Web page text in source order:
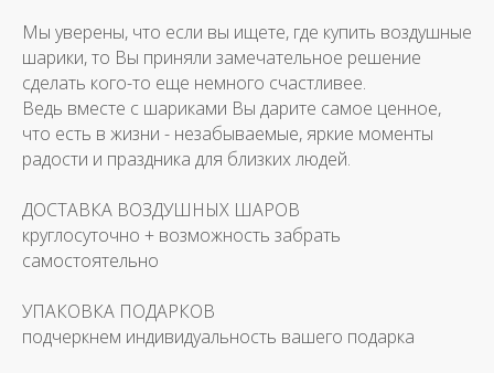
Мы уверены, что если вы ищете, где купить воздушные
шарики, то Вы приняли замечательное решение
сделать кого-то еще немного счастливее.
Ведь вместе с шариками Вы дарите самое ценное,
что есть в жизни - незабываемые, яркие моменты
радости и праздника для близких людей.
ДОСТАВКА ВОЗДУШНЫХ ШАРОВ
круглосуточно + возможность забрать
самостоятельно
УПАКОВКА ПОДАРКОВ
подчеркнем индивидуальность вашего подарка